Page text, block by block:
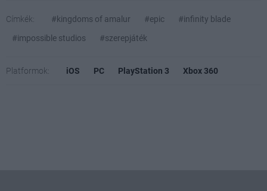
Címkék: #kingdoms of amalur #epic
#infinity blade
#impossible studios
#szerepjáték
Platformok: iOS PC PlayStation 3 Xbox 360